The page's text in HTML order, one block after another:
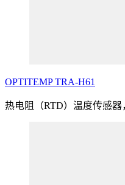
OPTITEMP TRA-H61
热电阻（RTD）温度传感器